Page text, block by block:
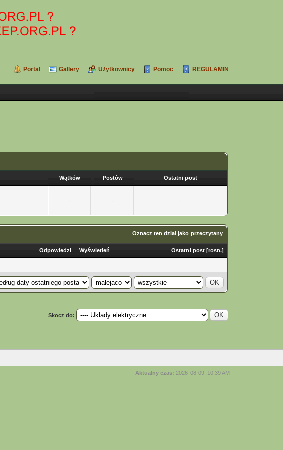
Portal Gallery Użytkownicy Pomoc REGULAMIN
Wątków Postów Ostatni post
- - -
Oznacz ten dział jako przeczytany
Odpowiedzi Wyświetleń Ostatni post [rosn.]
Skocz do:
Aktualny czas: 2026-08-09, 10:39 AM